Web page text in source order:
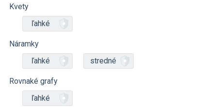
Kvety
ľahké
Náramky
ľahké
stredné
Rovnaké grafy
ľahké